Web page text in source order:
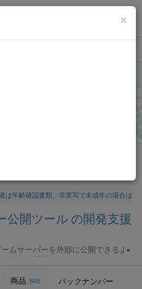
×
は年齢確認書類、非実写で未成年の場合は
公開ツール の開発支援
ムサーバーを外部に公開できるよ
商品 848 バックナンバー